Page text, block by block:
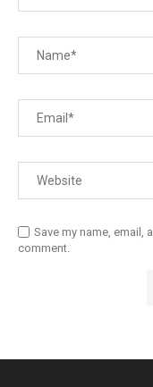
Save my name, email,
comment.